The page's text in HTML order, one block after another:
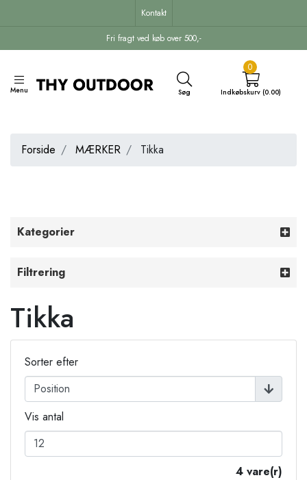
Fri fragt ved køb over 500,-
Kontakt
Menu Søg
0
Indkøbskurv (0.00)
Forside MÆRKER Tikka
Kategorier
Filtrering
Tikka
Sorter efter
Vis antal
4 vare(r)